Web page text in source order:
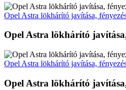
Opel Astra lökhárító javítása,
Opel Astra lökhárító javítása,
Opel Astra lökhárító javítása,
Opel Astra lökhárító javítása,